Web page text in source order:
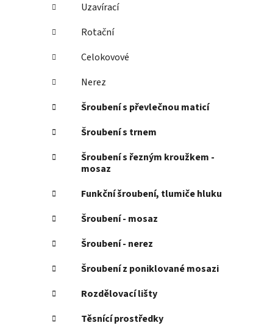
Uzavírací
Rotační
Celokovové
Nerez
Šroubení s převlečnou maticí
Šroubení s trnem
Šroubení s řezným kroužkem -
mosaz
Funkční šroubení, tlumiče hluku
Šroubení - mosaz
Šroubení - nerez
Šroubení z poniklované mosazi
Rozdělovací lišty
Těsnící prostředky